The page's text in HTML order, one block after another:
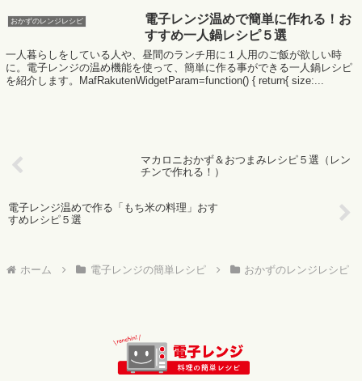
おかずのレンジレシピ
電子レンジ温めで簡単に作れる！お
すすめ一人鍋レシピ５選
一人暮らしをしている人や、昼間のランチ用に１人用のご飯が欲しい時
に。電子レンジの温め機能を使って、簡単に作る事ができる一人鍋レシピ
を紹介します。MafRakutenWidgetParam=function() { return{ size:...
マカロニおかず＆おつまみレシピ５選（レン
チンで作れる！）
電子レンジ温めで作る「もち米の料理」おす
すめレシピ５選
ホーム 電子レンジの簡単レシピ おかずのレンジレシピ